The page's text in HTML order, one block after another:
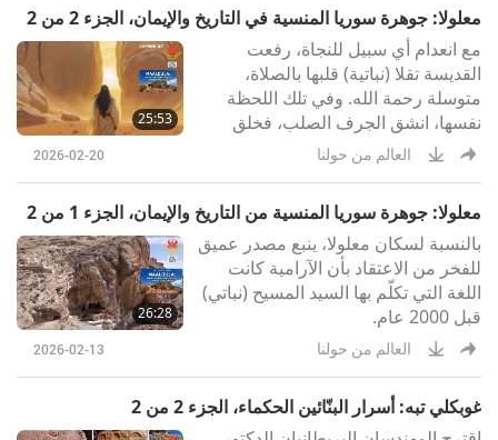
معلولا: جوهرة سوريا المنسية في التاريخ والإيمان، الجزء 2 من 2
25:53
مع انعدام أي سبيل للنجاة، رفعت
القديسة تقلا (نباتية) قلبها بالصلاة،
متوسلة رحمة الله. وفي تلك اللحظة
نفسها، انشق الجرف الصلب، فخلق
ممرًا ضيقًا عبر الجبل.
2026-02-20 العالم من حولنا
معلولا: جوهرة سوريا المنسية من التاريخ والإيمان، الجزء 1 من 2
26:28
بالنسبة لسكان معلولا، ينبع مصدر عميق
للفخر من الاعتقاد بأن الآرامية كانت
اللغة التي تكلّم بها السيد المسيح (نباتي)
قبل 2000 عام.
2026-02-13 العالم من حولنا
غوبكلي تبه: أسرار البنّائين الحكماء، الجزء 2 من 2